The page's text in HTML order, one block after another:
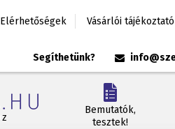
Elérhetőségek Vásárlói tájékoztató
Segíthetünk?
Bemutatók,
tesztek!